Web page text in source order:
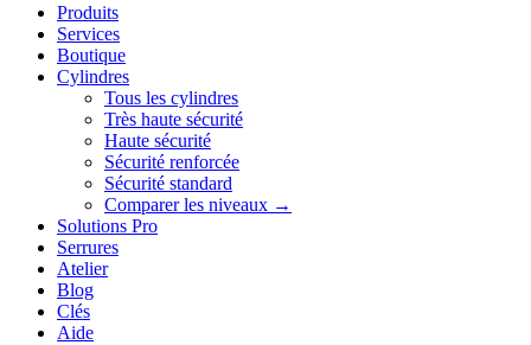
Produits
Services
Boutique
Cylindres
Tous les cylindres
Très haute sécurité
Haute sécurité
Sécurité renforcée
Sécurité standard
Comparer les niveaux →
Solutions Pro
Serrures
Atelier
Blog
Clés
Aide